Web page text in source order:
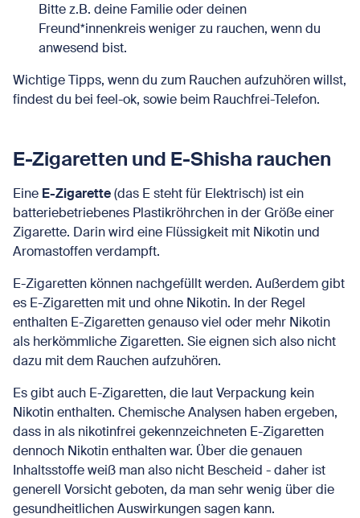
Bitte z.B. deine Familie oder deinen
Freund*innenkreis weniger zu rauchen, wenn du
anwesend bist.
Wichtige Tipps, wenn du zum Rauchen aufzuhören willst,
findest du bei feel-ok, sowie beim Rauchfrei-Telefon.
E-Zigaretten und E-Shisha rauchen
Eine E-Zigarette(das E steht für Elektrisch) ist ein
batteriebetriebenes Plastikröhrchen in der Größe einer
Zigarette. Darin wird eine Flüssigkeit mit Nikotin und
Aromastoffen verdampft.
E-Zigaretten können nachgefüllt werden. Außerdem gibt
es E-Zigaretten mit und ohne Nikotin. In der Regel
enthalten E-Zigaretten genauso viel oder mehr Nikotin
als herkömmliche Zigaretten. Sie eignen sich also nicht
dazu mit dem Rauchen aufzuhören.
Es gibt auch E-Zigaretten, die laut Verpackung kein
Nikotin enthalten. Chemische Analysen haben ergeben,
dass in als nikotinfrei gekennzeichneten E-Zigaretten
dennoch Nikotin enthalten war. Über die genauen
Inhaltsstoffe weiß man also nicht Bescheid - daher ist
generell Vorsicht geboten, da man sehr wenig über die
gesundheitlichen Auswirkungen sagen kann.